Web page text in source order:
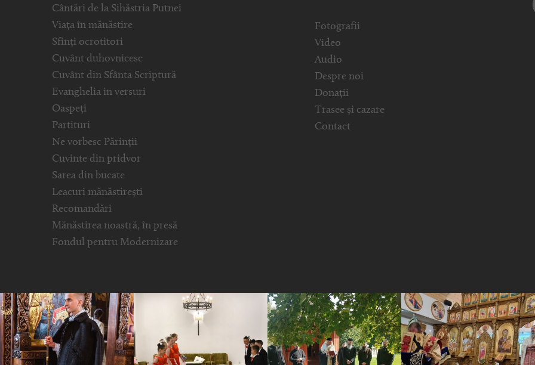
Cântări de la Sihăstria Putnei
Viața în mănăstire
Sfinți ocrotitori
Cuvânt duhovnicesc
Cuvânt din Sfânta Scriptură
Evanghelia in versuri
Oaspeți
Partituri
Ne vorbesc Părinții
Cuvinte din pridvor
Sarea din bucate
Leacuri mănăstirești
Recomandări
Mănăstirea noastră, în presă
Fondul pentru Modernizare
Fotografii
Video
Audio
Despre noi
Donații
Trasee și cazare
Contact